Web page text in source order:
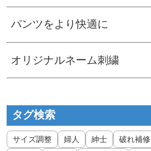
パンツをより快適に
オリジナルネーム刺繍
タグ検索
サイズ調整 婦人 紳士 破れ補修